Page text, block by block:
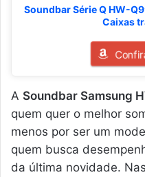
Soundbar Série Q HW-
Caixas
A Soundbar Samsung
quem quer o melhor
menos por ser um
quem busca
da última novidade.